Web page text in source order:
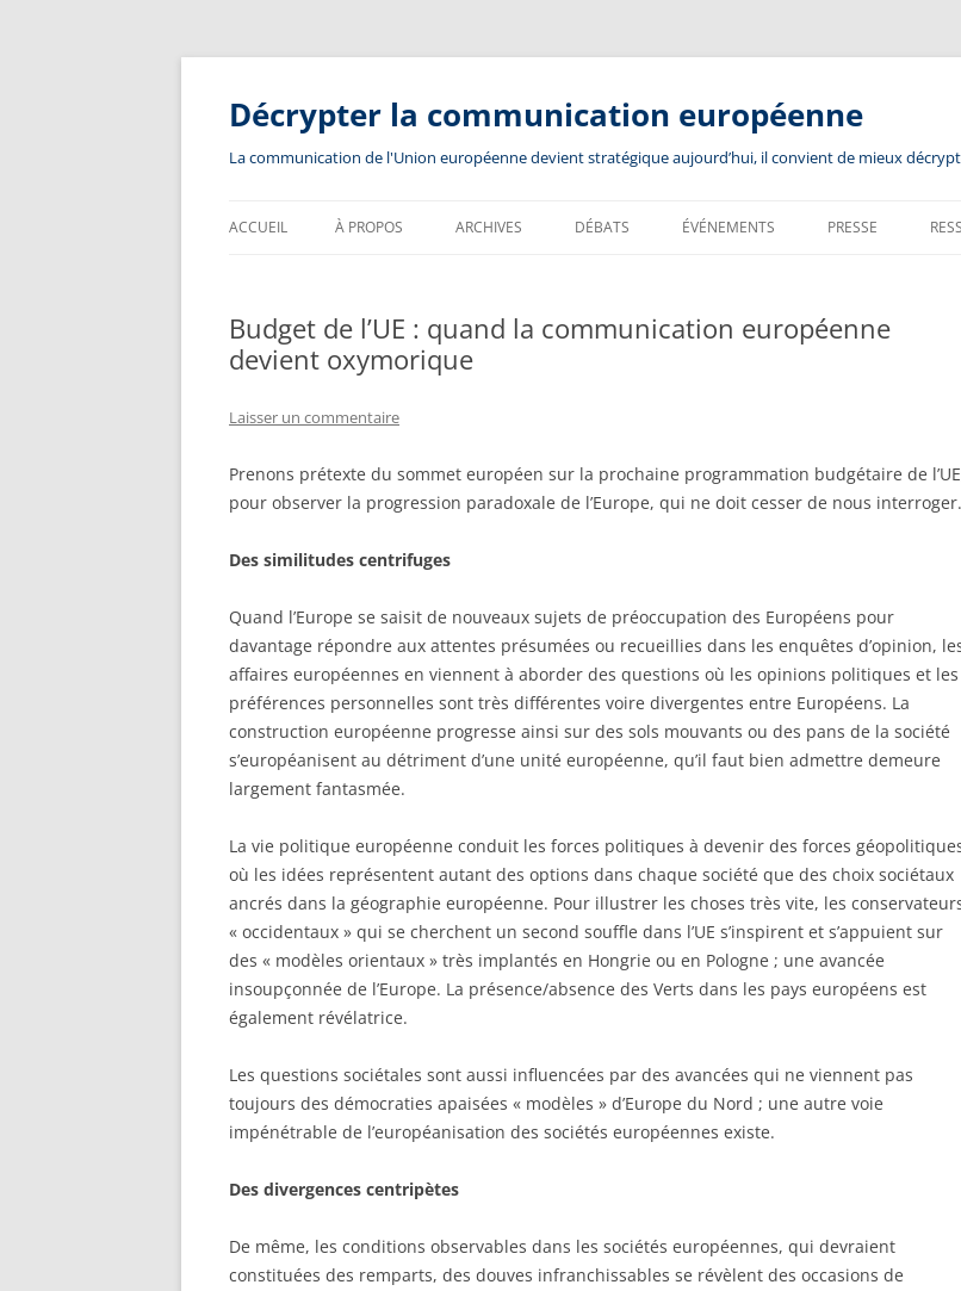
Aller
contenu
Décrypter la communication européenne
La communication de l'Union européenne devient stratégique aujourd’hui, il convient de mieux
ACCUEIL À PROPOS ARCHIVES DÉBATS ÉVÉNEMENTS PRESSE
Budget de l’UE : quand la communication européenne
devient oxymorique
Laisser un commentaire
Prenons prétexte du sommet européen sur la prochaine programmation budgétaire de
pour observer la progression paradoxale de l’Europe, qui ne doit cesser de nous
Des similitudes centrifuges
Quand l’Europe se saisit de nouveaux sujets de préoccupation des Européens pour
davantage répondre aux attentes présumées ou recueillies dans les enquêtes d’opinion,
affaires européennes en viennent à aborder des questions où les opinions politiques et les
préférences personnelles sont très différentes voire divergentes entre Européens. La
construction européenne progresse ainsi sur des sols mouvants ou des pans de la société
s’européanisent au détriment d’une unité européenne, qu’il faut bien admettre demeure
largement fantasmée.
La vie politique européenne conduit les forces politiques à devenir des forces
où les idées représentent autant des options dans chaque société que des choix sociétaux
ancrés dans la géographie européenne. Pour illustrer les choses très vite, les
« occidentaux » qui se cherchent un second souffle dans l’UE s’inspirent et s’appuient sur
des « modèles orientaux » très implantés en Hongrie ou en Pologne ; une avancée
insoupçonnée de l’Europe. La présence/absence des Verts dans les pays européens est
également révélatrice.
Les questions sociétales sont aussi influencées par des avancées qui ne viennent pas
toujours des démocraties apaisées « modèles » d’Europe du Nord ; une autre voie
impénétrable de l’européanisation des sociétés européennes existe.
Des divergences centripètes
De même, les conditions observables dans les sociétés européennes, qui devraient
constituées des remparts, des douves infranchissables se révèlent des occasions de